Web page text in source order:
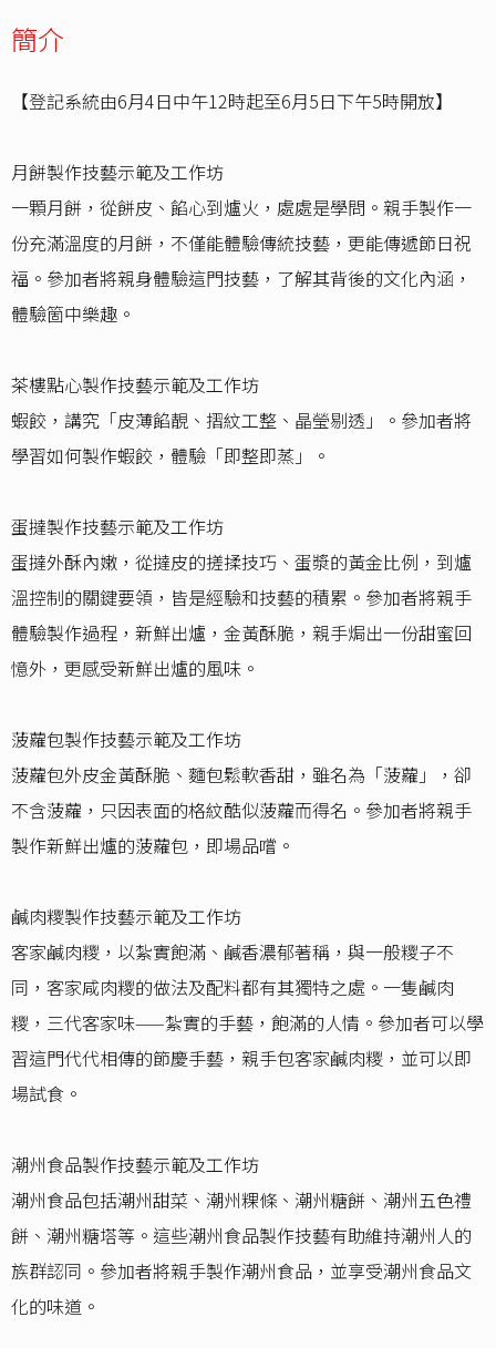
簡介
【登記系統由6月4日中午12時起至6月5日下午5時開放】
月餅製作技藝示範及工作坊
一顆月餅，從餅皮、餡心到爐火，處處是學問。親手製作一
份充滿溫度的月餅，不僅能體驗傳統技藝，更能傳遞節日祝
福。參加者將親身體驗這門技藝，了解其背後的文化內涵，
體驗箇中樂趣。
茶樓點心製作技藝示範及工作坊
蝦餃，講究「皮薄餡靚、摺紋工整、晶瑩剔透」。參加者將
學習如何製作蝦餃，體驗「即整即蒸」。
蛋撻製作技藝示範及工作坊
蛋撻外酥內嫩，從撻皮的搓揉技巧、蛋漿的黃金比例，到爐
溫控制的關鍵要領，皆是經驗和技藝的積累。參加者將親手
體驗製作過程，新鮮出爐，金黃酥脆，親手焗出一份甜蜜回
憶外，更感受新鮮出爐的風味。
菠蘿包製作技藝示範及工作坊
菠蘿包外皮金黃酥脆、麵包鬆軟香甜，雖名為「菠蘿」，卻
不含菠蘿，只因表面的格紋酷似菠蘿而得名。參加者將親手
製作新鮮出爐的菠蘿包，即場品嚐。
鹹肉糭製作技藝示範及工作坊
客家鹹肉糭，以紮實飽滿、鹹香濃郁著稱，與一般糭子不
同，客家咸肉糭的做法及配料都有其獨特之處。一隻鹹肉
糭，三代客家味——紮實的手藝，飽滿的人情。參加者可以學
習這門代代相傳的節慶手藝，親手包客家鹹肉糭，並可以即
場試食。
潮州食品製作技藝示範及工作坊
潮州食品包括潮州甜菜、潮州粿條、潮州糖餅、潮州五色禮
餅、潮州糖塔等。這些潮州食品製作技藝有助維持潮州人的
族群認同。參加者將親手製作潮州食品，並享受潮州食品文
化的味道。